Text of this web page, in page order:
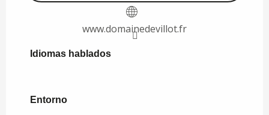
www.domainedevillot.fr
Idiomas hablados
Idiomas hablados
Entorno
Entorno